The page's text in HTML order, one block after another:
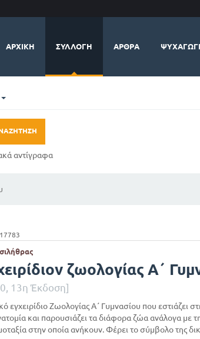
ΑΡΧΙΚΉ ΣΥΛΛΟΓΉ ΆΡΘΡΑ
αντίγραφα
ζωολογίας Α΄
13η Έκδοση]
εγχειρίδιο Ζωολογίας Α΄ Γυμνασίου που εστιάζει
και παρουσιάζει τα διάφορα ζώα ανάλογα με
στην οποία ανήκουν. Φέρει το σύμβολο της